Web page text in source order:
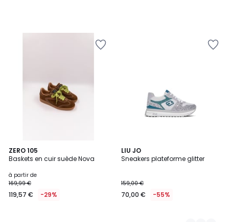
ZERO 105
Baskets en cuir suède Nova
à partir de
169,99 €
119,57 € -29%
LIU JO
Sneakers plateforme glitter
159,00 €
70,00 € -55%
2
Couleurs